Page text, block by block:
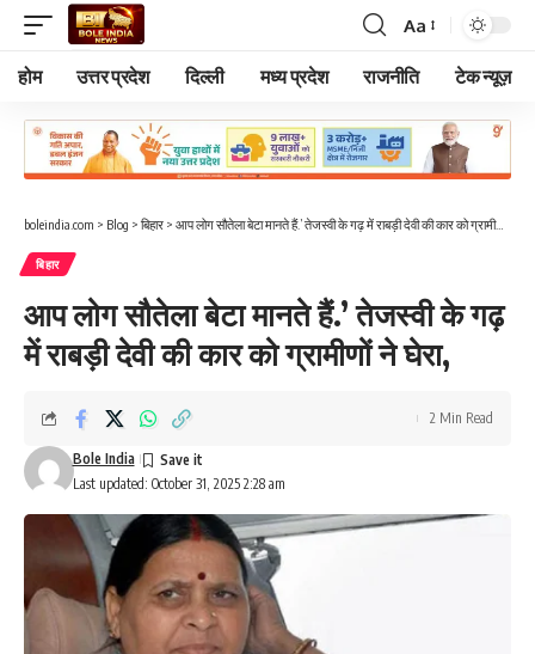
Font
Resizer
Aa
होम उत्तर प्रदेश दिल्ली मध्य प्रदेश राजनीति टेक न्यूज़
boleindia.com > Blog > बिहार > आप लोग सौतेला बेटा मानते हैं.’ तेजस्वी के गढ़ में राबड़ी देवी की कार को ग्रामीणों ने घेरा,
बिहार
आप लोग सौतेला बेटा मानते हैं.’ तेजस्वी के गढ़
में राबड़ी देवी की कार को ग्रामीणों ने घेरा,
Last updated: October 31, 2025 2:28 am
Bole India
2 Min Read